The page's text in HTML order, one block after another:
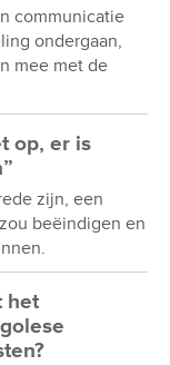
communicatie
ondergaan,
mee met de
op, er is
zijn, een
beëindigen en
het